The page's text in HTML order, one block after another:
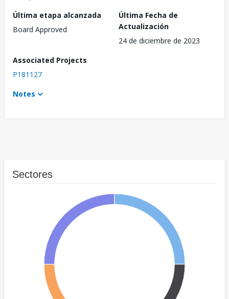
Última etapa alcanzada
Board Approved
Última Fecha de
Actualización
24 de diciembre de 2023
Associated Projects
P181127
Notes
Sectores